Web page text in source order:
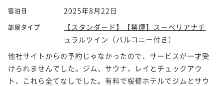
宿泊日 2025年8月22日
部屋タイプ
【スタンダード】【禁煙】スーペリアナチ
ュラルツイン（バルコニー付き）
他社サイトからの予約じゃなかったので、サービスが一才受
けられませんでした。ジム、サウナ、レイとチェックアウ
ト、これら全てなしでした。有料で桜都ホテルでジムとサウ